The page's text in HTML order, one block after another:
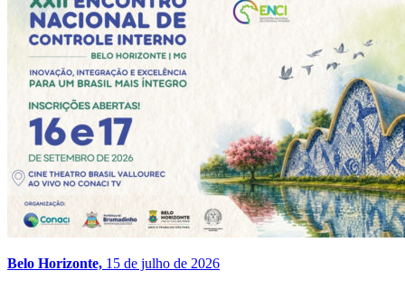
Belo Horizonte, 15 de julho de 2026